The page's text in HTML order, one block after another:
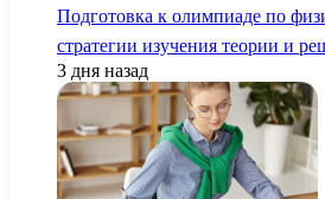
Подготовка к олимпиаде по
стратегии изучения теории и
3 дня назад